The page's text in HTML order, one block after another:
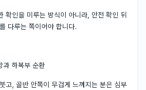
확인을 미루는 방식이 아니라, 안전 확인 뒤
다루는 쪽이어야 합니다.
과 하복부 순환
고, 골반 안쪽이 무겁게 느껴지는 분은 심부